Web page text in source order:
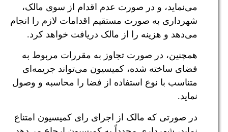
می‌نماید، و در صورت عدم اقدام از سوی مالک،
شهرداری به صورت مستقیم اقدامات لازم را انجام
می‌دهد و هزینه را از مالک دریافت خواهد کرد.
همچنین، در صورت تجاوز به مقررات مربوط به
فضای ساخته شده، کمیسیون می‌تواند جریمه‌ای
متناسب با نوع استفاده از فضا را محاسبه و وصول
نماید.
در صورتی که مالک از اجرای رای کمیسیون امتناع